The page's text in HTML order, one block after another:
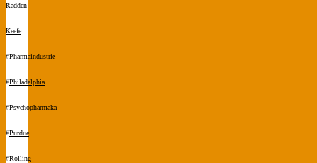
Radden
Keefe
#Pharmaindustrie
#Philadelphia
#Psychopharmaka
#Purdue
#Rolling